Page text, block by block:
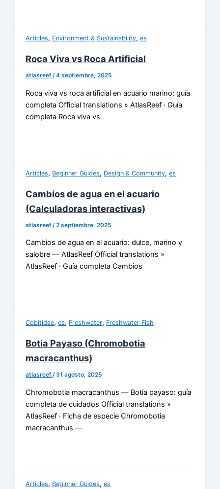
Articles, Environment & Sustainability,es
Roca Viva vs Roca Artificial
atlasreef/4 septiembre, 2025
Roca viva vs roca artificial en acuario marino: guía
completa Official translations » AtlasReef · Guía
completa Roca viva vs
Articles, Beginner Guides, Design & Community,es
Cambios de agua en el acuario
(Calculadoras interactivas)
atlasreef /2 septiembre, 2025
Cambios de agua en el acuario: dulce, marino y
salobre — AtlasReef Official translations »
AtlasReef · Guía completa Cambios
Cobitidae,es, Freshwater, Freshwater Fish
Botia Payaso (Chromobotia
macracanthus)
atlasreef/31 agosto, 2025
Chromobotia macracanthus — Botia payaso: guía
completa de cuidados Official translations »
AtlasReef · Ficha de especie Chromobotia
macracanthus —
Articles, Beginner Guides,es